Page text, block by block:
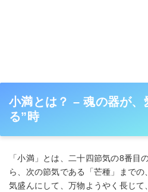
小満とは？ – 魂の器が、
る”時
「小満」とは、二十四節気の8番目
ら、次の節気である「芒種」まで
気盛んにして、万物ようやく長じ